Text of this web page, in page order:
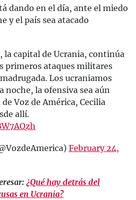
dando en el día, ante el miedo
y el país sea atacado
la capital de Ucrania, continúa
primeros ataques militares
Los ucraniamos
noche, la ofensiva sea aún
Voz de América, Cecilia
allí.
February 24,
¿Qué hay detrás del
en Ucrania?